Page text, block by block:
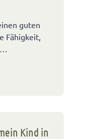
guten
Fähigkeit,
…
Kind in